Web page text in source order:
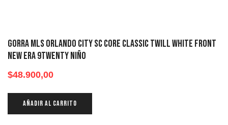
Gorra MLS Orlando City SC Core Classic Twill White Front
New Era 9twenty Niño
$48.900,00
AÑADIR AL CARRITO